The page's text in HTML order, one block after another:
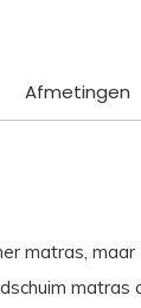
Afmetingen
matras,